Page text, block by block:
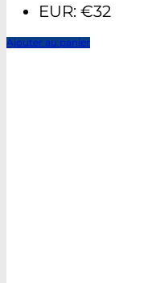
EUR: €32
Ajouter au panier